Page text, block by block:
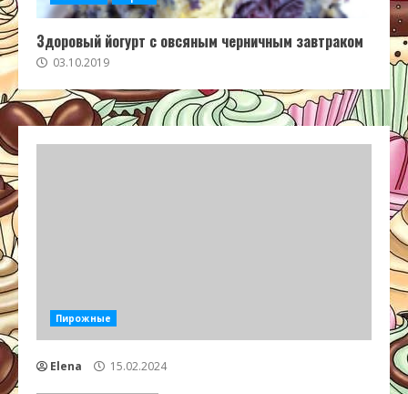
Здоровый йогурт с овсяным черничным завтраком
03.10.2019
Пирожные
Elena 15.02.2024